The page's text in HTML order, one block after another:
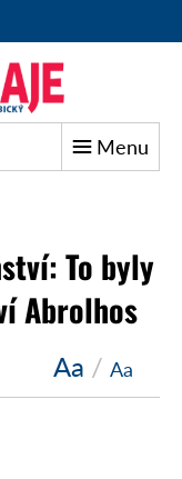
Menu
To byly
Abrolhos
Aa / Aa